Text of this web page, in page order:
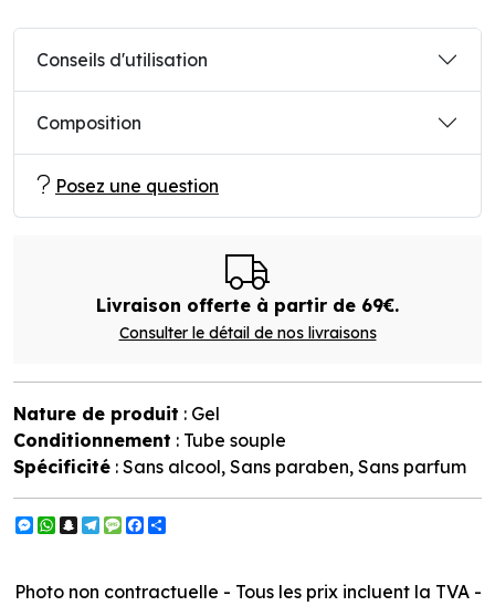
Conseils d'utilisation
Composition
Posez une question
Livraison offerte à partir de 69€.
Consulter le détail de nos livraisons
Nature de produit : Gel
Conditionnement : Tube souple
Spécificité : Sans alcool, Sans paraben, Sans parfum
Messenger
WhatsApp
Snapchat
Telegram
Message
Facebook
Photo non contractuelle - Tous les prix incluent la TVA -